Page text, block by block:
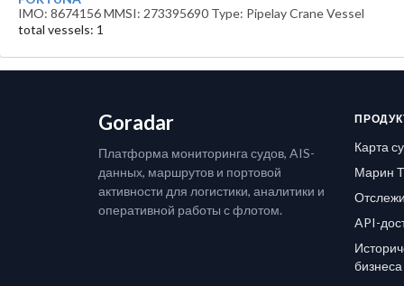
IMO: 8674156 MMSI: 273395690 Type: Pipelay Crane Vessel
total vessels: 1
Goradar
Платформа мониторинга судов, AIS-
данных, маршрутов и портовой
активности для логистики, аналитики и
оперативной работы с флотом.
Карта
Марин
API-
бизнеса